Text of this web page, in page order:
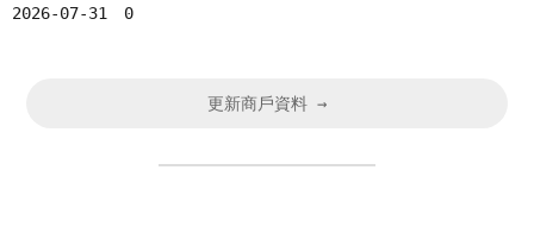
2026-07-31
0
更新商戶資料 →